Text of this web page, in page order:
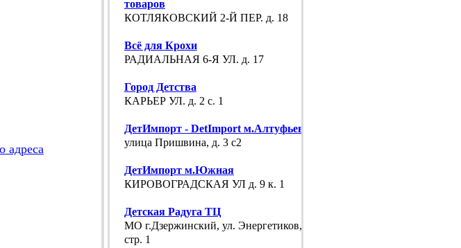
адреса
товаров
КОТЛЯКОВСКИЙ 2-Й ПЕР. д. 18
Всё для Крохи
РАДИАЛЬНАЯ 6-Я УЛ. д. 17
Город Детства
КАРЬЕР УЛ. д. 2 с. 1
ДетИмпорт - DetImport м.Алтуфьево
улица Пришвина, д. 3 с2
ДетИмпорт м.Южная
КИРОВОГРАДСКАЯ УЛ д. 9 к. 1
Детская Радуга ТЦ
МО г.Дзержинский, ул. Энергетиков, д. 16,
стр. 1